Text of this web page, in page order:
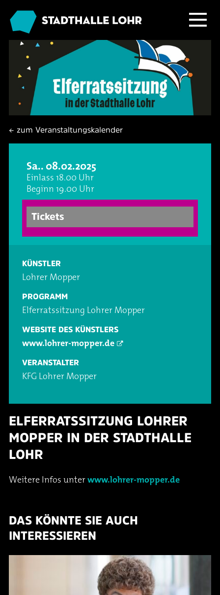
Programm
Übersicht
Ballett & Tanz
Familie
Kabarett & Comedy
Konzerte
Oper & Operette
Party
Vorträge & Lesungen
Kafé Klinker
Service
Neuigkeiten
Tickets
Anreise & Parken
Hotels & Übernachtung
Essen & Trinken
Barrierefreiheit
FAQ – Fragen & Antworten
Kontakt
Das Haus
Großer Saal
Foyer und Galerie
Seminarbereich
Technik
Downloads
Jobs
Ansprechpartner
Buchungsanfrage
Kafé Klinker
Jobs im Kafé Klinker
← zum Veranstaltungskalender
Sa.. 08.02.2025
Einlass 18.00 Uhr
Beginn 19.00 Uhr
Tickets
KÜNSTLER
Lohrer Mopper
PROGRAMM
Elferratssitzung Lohrer Mopper
WEBSITE DES KÜNSTLERS
www.lohrer-mopper.de
VERANSTALTER
KFG Lohrer Mopper
ELFERRATSSITZUNG LOHRER
MOPPER IN DER STADTHALLE
LOHR
Weitere Infos unter www.lohrer-mopper.de
DAS KÖNNTE SIE AUCH
INTERESSIEREN